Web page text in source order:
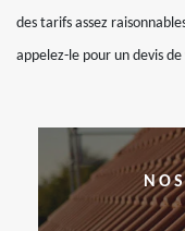
des tarifs assez
appelez-le pour un devis